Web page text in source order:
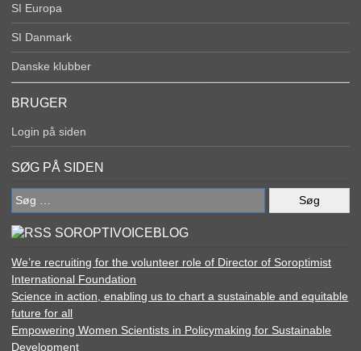
SI Europa
SI Danmark
Danske klubber
BRUGER
Login på siden
SØG PÅ SIDEN
Søg
efter:
SOROPTIVOICEBLOG
We’re recruiting for the volunteer role of Director of Soroptimist
International Foundation
Science in action, enabling us to chart a sustainable and equitable
future for all
Empowering Women Scientists in Policymaking for Sustainable
Development